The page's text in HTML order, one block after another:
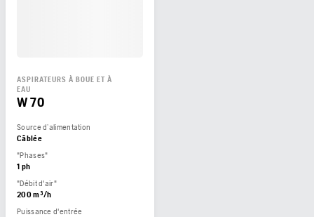
ASPIRATEURS À BOUE ET À
EAU
W 70
Source d’alimentation
Câblée
"Phases"
1 ph
"Débit d'air"
200 m³/h
Puissance d'entrée